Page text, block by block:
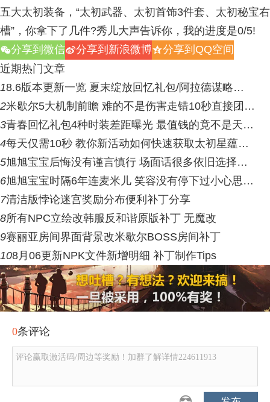
五大太初装备，“太初武器、太初首饰3件套、太初秘宝右
槽”，你拿下了几件?秀儿大声告诉你，我的进度是0/5!
w分享到微信t分享到新浪微博z分享到QQ空间
近期热门文章
18.6版本更新一览 夏末绽放回忆礼包/阿拉德谋略…
2米歇尔5大机制前瞻 难的不是伤害走错10秒直接团…
3青春回忆礼包4种时装差距曝光 最值钱的竟不是天…
4每天仅需10秒 教你新活动如何快速获取太初星蕴…
5旭旭宝宝后悔没有谨言慎行 场面话很多依旧选择…
6旭旭宝宝时隔6年连麦米儿 笑容没有停下过小心思…
7清洁版悖论迷宫奖励分布便利补丁分享
8所有NPC立绘改韩服反和谐原版补丁 无魔改
9赛丽亚房间界面背景改米歇尔BOSS房间补丁
108月06更新NPK文件新增明细 补丁制作Tips
0条评论
评论赢取激活码/周边等奖励！加群了解详情224611913